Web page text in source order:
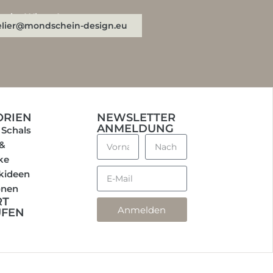
WhatsApp:
design.eu
NEWSLETTER
ANMELDUNG
Anmelden